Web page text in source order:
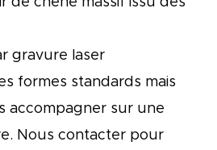
gravure laser
formes standards mais
accompagner sur une
Nous contacter pour